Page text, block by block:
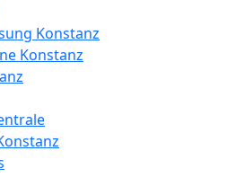
Konstanz
Konstanz